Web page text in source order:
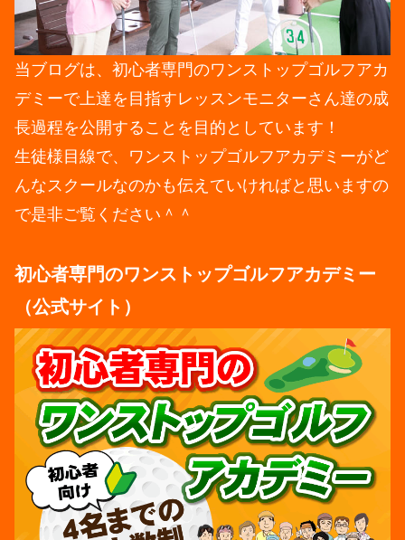
当ブログは、初心者専門のワンストップゴルフアカ
デミーで上達を目指すレッスンモニターさん達の成
長過程を公開することを目的としています！
生徒様目線で、ワンストップゴルフアカデミーがど
んなスクールなのかも伝えていければと思いますの
で是非ご覧ください＾＾
初心者専門のワンストップゴルフアカデミー
（公式サイト）